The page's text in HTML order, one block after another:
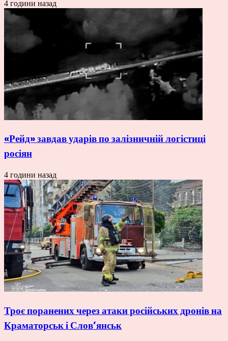
4 години назад
«Рейд» завдав ударів по залізничній логістиці
росіян
4 години назад
Троє поранених через атаки російських дронів на
Краматорськ і Слов’янськ